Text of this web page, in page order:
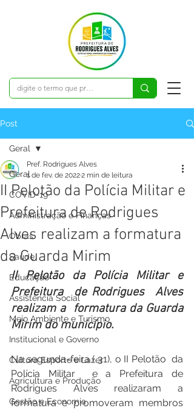
Post
Geral
COVID-19
Administração e Finanças
Obras
Saúde
Educação
Assistência Social
Meio Ambiente e Turismo
Institucional e Governo
Cultura Esporte e Lazer
Agricultura e Produção
Gestão e Economia
Geral
II Pelotão da Polícia Militar e
Prefeitura de Rodrigues
Alves realizam a formatura
da Guarda Mirim
Pref. Rodrigues Alves
1 de fev. de 20222 min de leitura
II Pelotão da Polícia Militar e
Prefeitura  de Rodrigues  Alves
realizam a  formatura da Guarda
Mirim do município.
Na segunda-feira ( 31), o II Pelotão  da
Polícia Militar  e a Prefeitura de
Rodrigues Alves realizaram a
formatura e promoveram membros